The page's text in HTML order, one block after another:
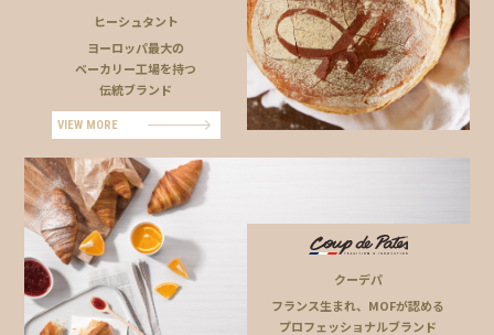
ヒーシュタント
ヨーロッパ最大の
ベーカリー工場を持つ
伝統ブランド
VIEW MORE
クーデパ
フランス生まれ、MOFが認める
プロフェッショナルブランド